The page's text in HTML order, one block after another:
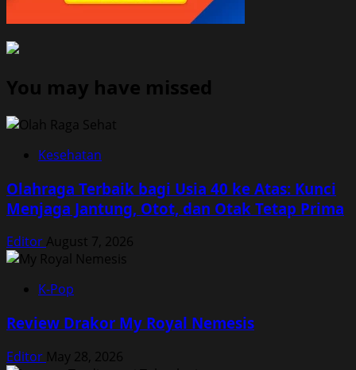
You may have missed
Kesehatan
Olahraga Terbaik bagi Usia 40 ke Atas: Kunci
Menjaga Jantung, Otot, dan Otak Tetap Prima
Editor August 7, 2026
K-Pop
Review Drakor My Royal Nemesis
Editor May 28, 2026